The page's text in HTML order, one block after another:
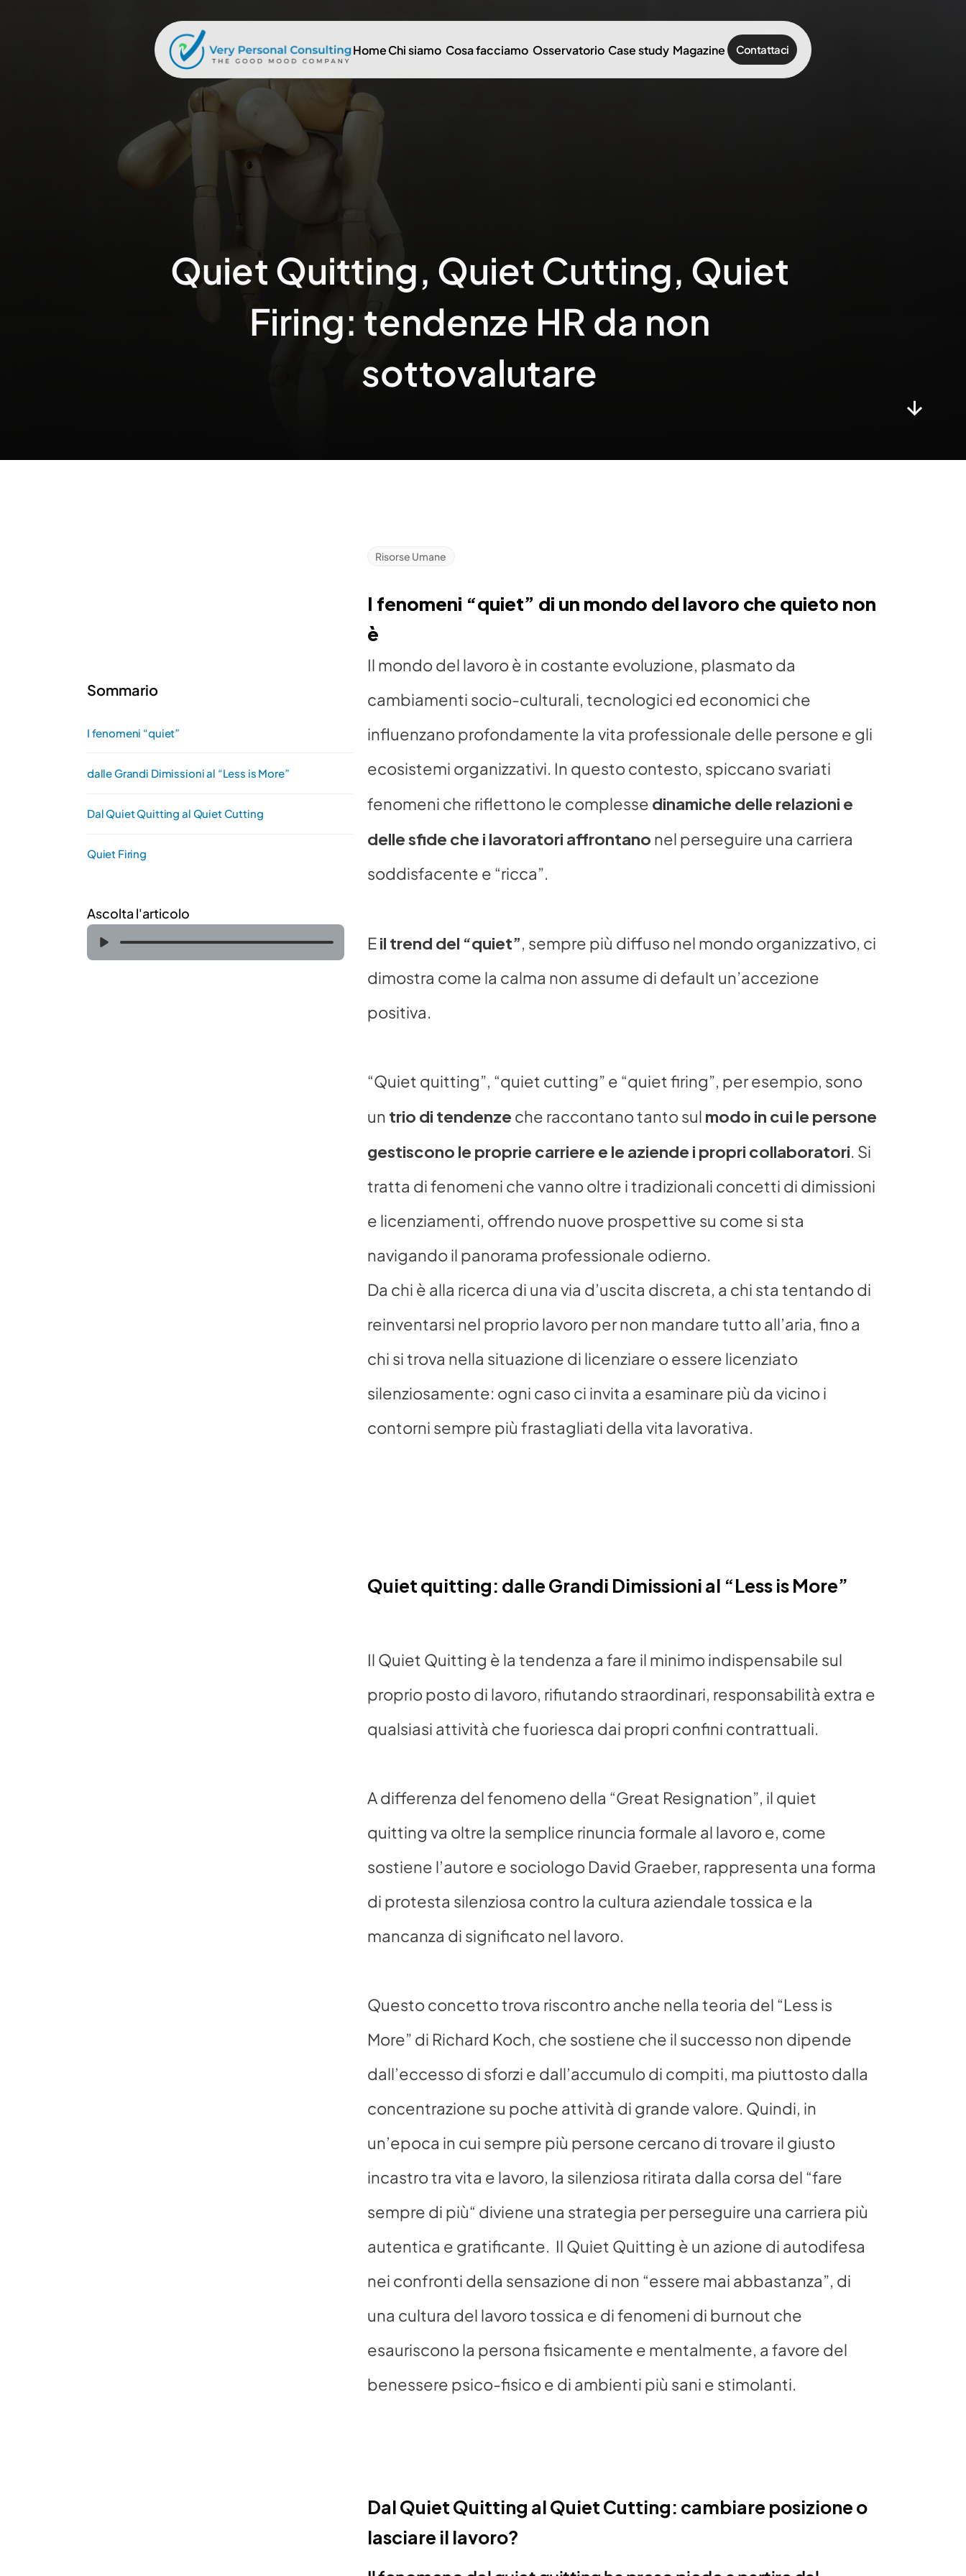
HomeChi siamo Cosa facciamo Osservatorio Case study Magazine Contattaci
Quiet Quitting, Quiet Cutting, Quiet
Firing: tendenze HR da non
sottovalutare
Sommario
I fenomeni “quiet”
dalle Grandi Dimissioni al “Less is More”
Dal Quiet Quitting al Quiet Cutting
Quiet Firing
Ascolta l'articolo
Risorse Umane
I fenomeni “quiet” di un mondo del lavoro che quieto non
è
Il mondo del lavoro è in costante evoluzione, plasmato da
cambiamenti socio-culturali, tecnologici ed economici che
influenzano profondamente la vita professionale delle persone e gli
ecosistemi organizzativi. In questo contesto, spiccano svariati
fenomeni che riflettono le complesse dinamiche delle relazioni e
delle sfide che i lavoratori affrontano nel perseguire una carriera
soddisfacente e “ricca”.
E il trend del “quiet”, sempre più diffuso nel mondo organizzativo, ci
dimostra come la calma non assume di default un’accezione
positiva.
“Quiet quitting”, “quiet cutting” e “quiet firing”, per esempio, sono
un trio di tendenze che raccontano tanto sul modo in cui le persone
gestiscono le proprie carriere e le aziende i propri collaboratori. Si
tratta di fenomeni che vanno oltre i tradizionali concetti di dimissioni
e licenziamenti, offrendo nuove prospettive su come si sta
navigando il panorama professionale odierno.
Da chi è alla ricerca di una via d’uscita discreta, a chi sta tentando di
reinventarsi nel proprio lavoro per non mandare tutto all’aria, fino a
chi si trova nella situazione di licenziare o essere licenziato
silenziosamente: ogni caso ci invita a esaminare più da vicino i
contorni sempre più frastagliati della vita lavorativa.
Quiet quitting: dalle Grandi Dimissioni al “Less is More”
Il Quiet Quitting è la tendenza a fare il minimo indispensabile sul
proprio posto di lavoro, rifiutando straordinari, responsabilità extra e
qualsiasi attività che fuoriesca dai propri confini contrattuali.
A differenza del fenomeno della “Great Resignation”, il quiet
quitting va oltre la semplice rinuncia formale al lavoro e, come
sostiene l’autore e sociologo David Graeber, rappresenta una forma
di protesta silenziosa contro la cultura aziendale tossica e la
mancanza di significato nel lavoro.
Questo concetto trova riscontro anche nella teoria del “Less is
More” di Richard Koch, che sostiene che il successo non dipende
dall’eccesso di sforzi e dall’accumulo di compiti, ma piuttosto dalla
concentrazione su poche attività di grande valore. Quindi, in
un’epoca in cui sempre più persone cercano di trovare il giusto
incastro tra vita e lavoro, la silenziosa ritirata dalla corsa del “fare
sempre di più“ diviene una strategia per perseguire una carriera più
autentica e gratificante.  Il Quiet Quitting è un azione di autodifesa
nei confronti della sensazione di non “essere mai abbastanza”, di
una cultura del lavoro tossica e di fenomeni di burnout che
esauriscono la persona fisicamente e mentalmente, a favore del
benessere psico-fisico e di ambienti più sani e stimolanti.
Dal Quiet Quitting al Quiet Cutting: cambiare posizione o
lasciare il lavoro?